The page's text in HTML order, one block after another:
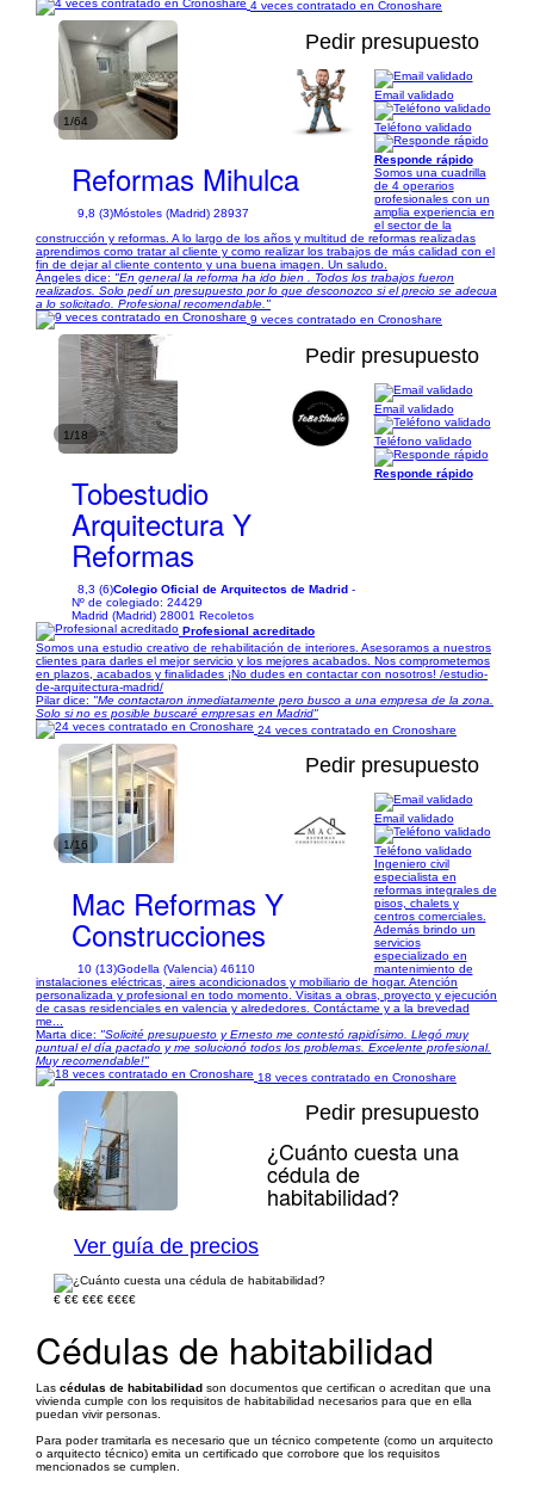
4 veces contratado en Cronoshare
1/64
Pedir presupuesto
Reformas Mihulca
9,8 (3)Móstoles (Madrid) 28937
Email validado
Teléfono validado
Responde rápido
Somos una cuadrilla
de 4 operarios
profesionales con un
amplia experiencia en
el sector de la
construcción y reformas. A lo largo de los años y multitud de reformas realizadas
aprendimos como tratar al cliente y como realizar los trabajos de más calidad con el
fin de dejar al cliente contento y una buena imagen. Un saludo.
Ángeles dice: "En general la reforma ha ido bien . Todos los trabajos fueron
realizados. Solo pedí un presupuesto por lo que desconozco si el precio se adecua
a lo solicitado. Profesional recomendable."
9 veces contratado en Cronoshare
1/18
Pedir presupuesto
Tobestudio
Arquitectura Y
Reformas
8,3 (6)Colegio Oficial de Arquitectos de Madrid -
Nº de colegiado: 24429
Madrid (Madrid) 28001 Recoletos
Email validado
Teléfono validado
Responde rápido
Profesional acreditado
Somos una estudio creativo de rehabilitación de interiores. Asesoramos a nuestros
clientes para darles el mejor servicio y los mejores acabados. Nos comprometemos
en plazos, acabados y finalidades ¡No dudes en contactar con nosotros! /estudio-
de-arquitectura-madrid/
Pilar dice: "Me contactaron inmediatamente pero busco a una empresa de la zona.
Solo si no es posible buscaré empresas en Madrid"
24 veces contratado en Cronoshare
1/16
Pedir presupuesto
Mac Reformas Y
Construcciones
10 (13)Godella (Valencia) 46110
Email validado
Teléfono validado
Ingeniero civil
especialista en
reformas integrales de
pisos, chalets y
centros comerciales.
Además brindo un
servicios
especializado en
mantenimiento de
instalaciones eléctricas, aires acondicionados y mobiliario de hogar. Atención
personalizada y profesional en todo momento. Visitas a obras, proyecto y ejecución
de casas residenciales en valencia y alrededores. Contáctame y a la brevedad
me...
Marta dice: "Solicité presupuesto y Ernesto me contestó rapidísimo. Llegó muy
puntual el día pactado y me solucionó todos los problemas. Excelente profesional.
Muy recomendable!"
18 veces contratado en Cronoshare
1/19
Pedir presupuesto
¿Cuánto cuesta una
cédula de
habitabilidad?
Ver guía de precios
€ €€ €€€ €€€€
Cédulas de habitabilidad
Las cédulas de habitabilidad son documentos que certifican o acreditan que una
vivienda cumple con los requisitos de habitabilidad necesarios para que en ella
puedan vivir personas.
Para poder tramitarla es necesario que un técnico competente (como un arquitecto
o arquitecto técnico) emita un certificado que corrobore que los requisitos
mencionados se cumplen.